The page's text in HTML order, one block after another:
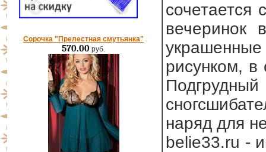
Сорочка "Прелестная смутьянка"
570.00 руб.
вечеринок
рисунком,
наряд для
belie33.ru -